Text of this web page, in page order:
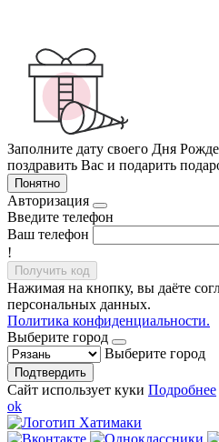
Заполните дату своего Дня
поздравить Вас и подарить
Понятно
Авторизация
Введите телефон
Ваш телефон
!
Получить код
Нажимая на кнопку, вы даёте
персональных данных.
Политика конфиденциальности.
Выберите город
Выберите город
Подтвердить
Сайт использует куки Подробнее
ok